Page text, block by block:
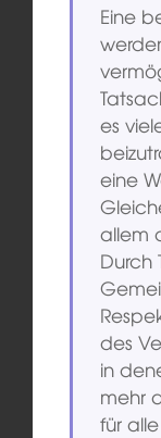
Eine
es
eine
allem
Durch
des
in
mehr
für